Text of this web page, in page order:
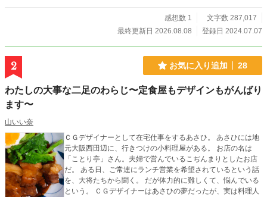
感想数 1
文字数 287,017
最終更新日 2026.08.08
登録日 2024.07.07
2 お気に入り追加 28
わたしの大事な二足のわらじ〜定食屋もデザインもがんばり
ます〜
山いい奈
ＣＧデザイナーとして在宅仕事をするあさひ。 あさひには地
元大阪西田辺に、行きつけの小料理屋がある。 お店の名は
「ことり亭」さん。夫婦で営んでいるこぢんまりとしたお店
だ。 ある日、ご常連にランチ営業を希望されているという話
を、大将たちから聞く。 だが体力的に難しくて、悩んでいる
という。 ＣＧデザイナーはあさひの夢だったが、実は料理人